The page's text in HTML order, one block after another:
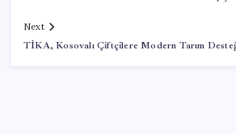
Next
TİKA, Kosovalı Çiftçilere Modern Tarım